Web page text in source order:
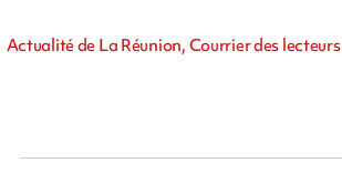
Actualité de La Réunion, Courrier des lecteurs